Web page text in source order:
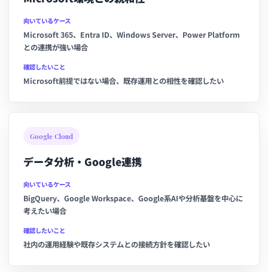
向いているケース
Microsoft 365、Entra ID、Windows Server、Power Platform
との連携が強い場合
確認したいこと
Microsoft前提ではない場合、既存運用との相性を確認したい
Google Cloud
データ分析・Google連携
向いているケース
BigQuery、Google Workspace、Google系AIや分析基盤を中心に
考えたい場合
確認したいこと
社内の運用経験や既存システムとの接続方針を確認したい